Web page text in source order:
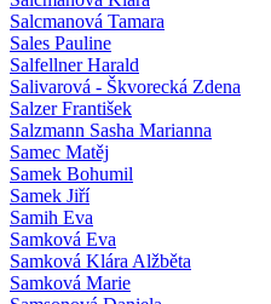
Salcmanová Tamara
Sales Pauline
Salfellner Harald
Salivarová - Škvorecká Zdena
Salzer František
Salzmann Sasha Marianna
Samec Matěj
Samek Bohumil
Samek Jiří
Samih Eva
Samková Eva
Samková Klára Alžběta
Samková Marie